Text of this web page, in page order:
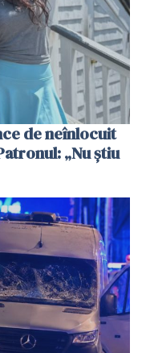
de neînlocuit
„Nu știu